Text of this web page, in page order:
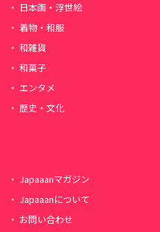
日本画・浮世絵
着物・和服
和雑貨
和菓子
エンタメ
歴史・文化
Japaaanマガジン
Japaaanについて
お問い合わせ